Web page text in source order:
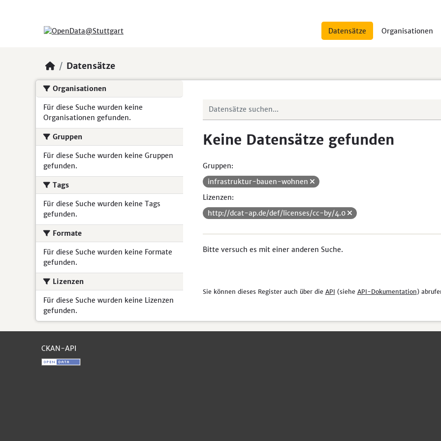
Datensätze Organisationen
Datensätze
Organisationen
Für diese Suche wurden keine
Organisationen gefunden.
Gruppen
Für diese Suche wurden keine Gruppen
gefunden.
Tags
Für diese Suche wurden keine Tags
gefunden.
Formate
Für diese Suche wurden keine Formate
gefunden.
Lizenzen
Für diese Suche wurden keine Lizenzen
gefunden.
Keine Datensätze gefunden
Gruppen:
infrastruktur-bauen-wohnen
Lizenzen:
http://dcat-ap.de/def/licenses/cc-by/4.0
Bitte versuch es mit einer anderen Suche.
Sie können dieses Register auch über die API (siehe API-Dokumentation)
CKAN-API